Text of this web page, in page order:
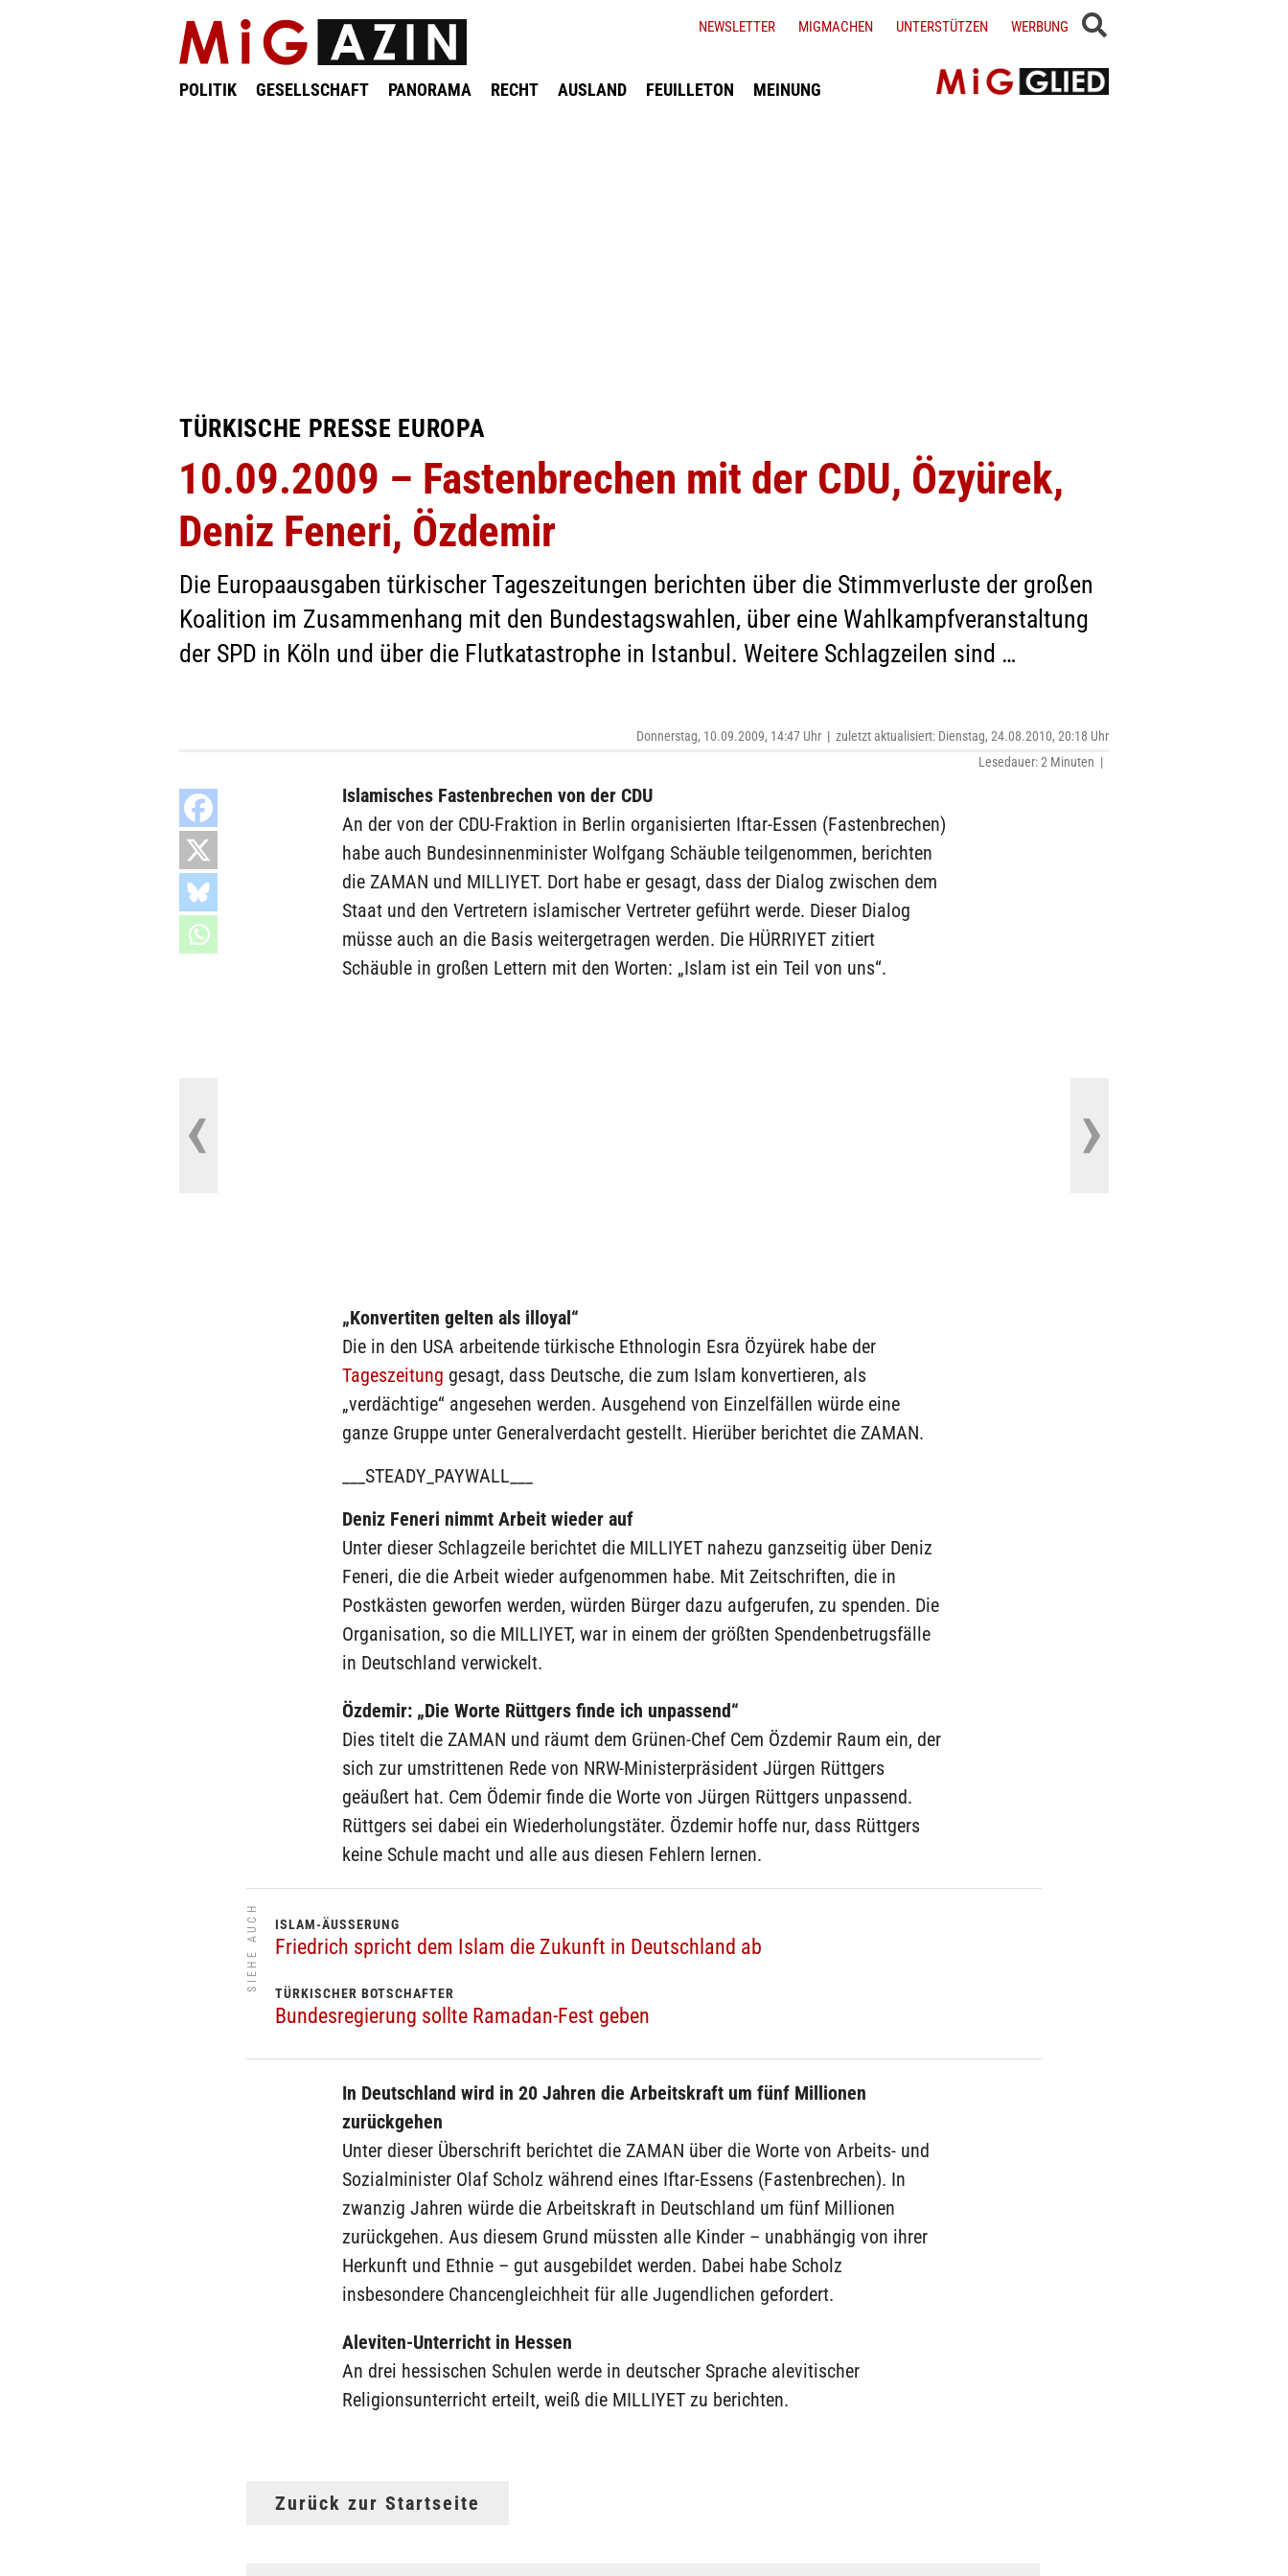
POLITIK GESELLSCHAFT PANORAMA RECHT AUSLAND FEUILLETON MEINUNG
NEWSLETTER MIGMACHEN UNTERSTÜTZEN WERBUNG
TÜRKISCHE PRESSE EUROPA
10.09.2009 – Fastenbrechen mit der CDU, Özyürek,
Deniz Feneri, Özdemir
Die Europaausgaben türkischer Tageszeitungen berichten über die Stimmverluste der großen
Koalition im Zusammenhang mit den Bundestagswahlen, über eine Wahlkampfveranstaltung
der SPD in Köln und über die Flutkatastrophe in Istanbul. Weitere Schlagzeilen sind …
Donnerstag, 10.09.2009, 14:47 Uhr | zuletzt aktualisiert: Dienstag, 24.08.2010, 20:18 Uhr
Lesedauer: 2 Minuten |
Islamisches Fastenbrechen von der CDU
An der von der CDU-Fraktion in Berlin organisierten Iftar-Essen (Fastenbrechen)
habe auch Bundesinnenminister Wolfgang Schäuble teilgenommen, berichten
die ZAMAN und MILLIYET. Dort habe er gesagt, dass der Dialog zwischen dem
Staat und den Vertretern islamischer Vertreter geführt werde. Dieser Dialog
müsse auch an die Basis weitergetragen werden. Die HÜRRIYET zitiert
Schäuble in großen Lettern mit den Worten: „Islam ist ein Teil von uns“.
„Konvertiten gelten als illoyal“
Die in den USA arbeitende türkische Ethnologin Esra Özyürek habe der
Tageszeitung gesagt, dass Deutsche, die zum Islam konvertieren, als
„verdächtige“ angesehen werden. Ausgehend von Einzelfällen würde eine
ganze Gruppe unter Generalverdacht gestellt. Hierüber berichtet die ZAMAN.
___STEADY_PAYWALL___
Deniz Feneri nimmt Arbeit wieder auf
Unter dieser Schlagzeile berichtet die MILLIYET nahezu ganzseitig über Deniz
Feneri, die die Arbeit wieder aufgenommen habe. Mit Zeitschriften, die in
Postkästen geworfen werden, würden Bürger dazu aufgerufen, zu spenden. Die
Organisation, so die MILLIYET, war in einem der größten Spendenbetrugsfälle
in Deutschland verwickelt.
Özdemir: „Die Worte Rüttgers finde ich unpassend“
Dies titelt die ZAMAN und räumt dem Grünen-Chef Cem Özdemir Raum ein, der
sich zur umstrittenen Rede von NRW-Ministerpräsident Jürgen Rüttgers
geäußert hat. Cem Ödemir finde die Worte von Jürgen Rüttgers unpassend.
Rüttgers sei dabei ein Wiederholungstäter. Özdemir hoffe nur, dass Rüttgers
keine Schule macht und alle aus diesen Fehlern lernen.
SIEHE AUCH ISLAM-ÄUSSERUNG
Friedrich spricht dem Islam die Zukunft in Deutschland ab
TÜRKISCHER BOTSCHAFTER
Bundesregierung sollte Ramadan-Fest geben
In Deutschland wird in 20 Jahren die Arbeitskraft um fünf Millionen
zurückgehen
Unter dieser Überschrift berichtet die ZAMAN über die Worte von Arbeits- und
Sozialminister Olaf Scholz während eines Iftar-Essens (Fastenbrechen). In
zwanzig Jahren würde die Arbeitskraft in Deutschland um fünf Millionen
zurückgehen. Aus diesem Grund müssten alle Kinder – unabhängig von ihrer
Herkunft und Ethnie – gut ausgebildet werden. Dabei habe Scholz
insbesondere Chancengleichheit für alle Jugendlichen gefordert.
Aleviten-Unterricht in Hessen
An drei hessischen Schulen werde in deutscher Sprache alevitischer
Religionsunterricht erteilt, weiß die MILLIYET zu berichten.
Zurück zur Startseite